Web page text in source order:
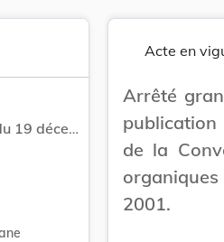
A1095 Arrêté grand-ducal du 19 décembre 2020 portant publication des amendements aux annexes A et B de la Convention de Stockholm sur les polluants organiques persistants, faite à Stockholm, le 22 mai 2001.
Acte en
Arrêté
publication
de la
2001.